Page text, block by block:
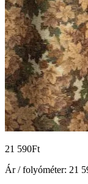
21 590Ft
Ár / folyóméter: 21